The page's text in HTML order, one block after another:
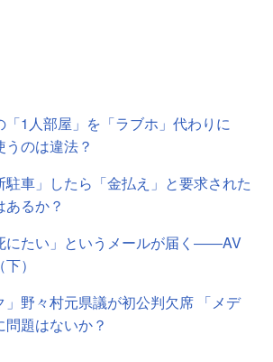
「1人部屋」を「ラブホ」代わりに
のは違法？
駐車」したら「金払え」と要求された
るか？
にたい」というメールが届く――AV
）
」野々村元県議が初公判欠席 「メデ
題はないか？